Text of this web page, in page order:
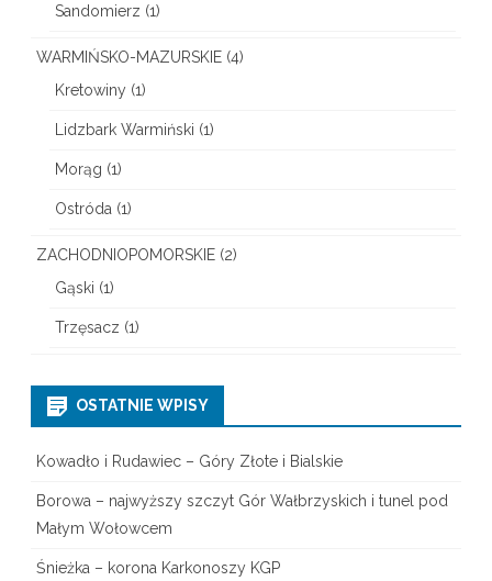
Sandomierz (1)
WARMIŃSKO-MAZURSKIE (4)
Kretowiny (1)
Lidzbark Warmiński (1)
Morąg (1)
Ostróda (1)
ZACHODNIOPOMORSKIE (2)
Gąski (1)
Trzęsacz (1)
OSTATNIE WPISY
Kowadło i Rudawiec – Góry Złote i Bialskie
Borowa – najwyższy szczyt Gór Wałbrzyskich i tunel pod
Małym Wołowcem
Śnieżka – korona Karkonoszy KGP